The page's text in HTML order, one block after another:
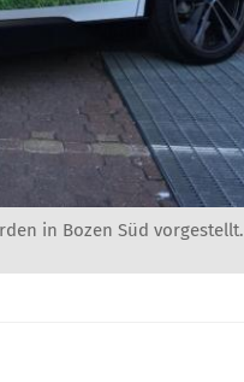
in Bozen Süd vorgestellt.